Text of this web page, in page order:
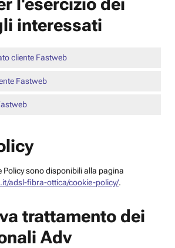
interessati
cliente Fastweb
Fastweb
Policy sono disponibili alla pagina
adsl-fibra-ottica/cookie-policy/.
trattamento dei
Adv